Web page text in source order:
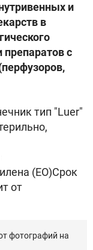
и
в
с
тип "Luer"
(ЕО)Срок
от
фотографий на